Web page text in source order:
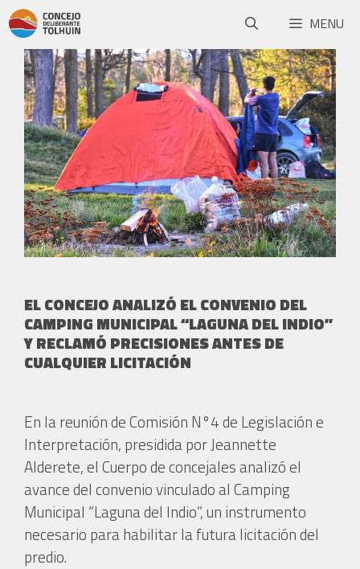
MENU
EL CONCEJO ANALIZÓ EL CONVENIO DEL
CAMPING MUNICIPAL “LAGUNA DEL INDIO”
Y RECLAMÓ PRECISIONES ANTES DE
CUALQUIER LICITACIÓN
En la reunión de Comisión N°4 de Legislación e
Interpretación, presidida por Jeannette
Alderete, el Cuerpo de concejales analizó el
avance del convenio vinculado al Camping
Municipal “Laguna del Indio”, un instrumento
necesario para habilitar la futura licitación del
predio.